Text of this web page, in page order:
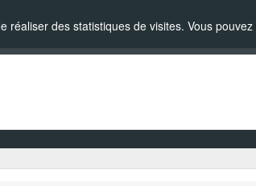
réaliser des statistiques de visites. Vous pouvez